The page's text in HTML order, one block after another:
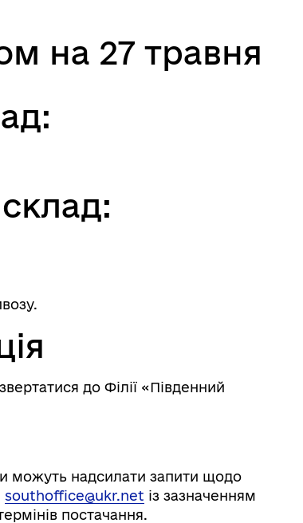
на 27 травня
до Філії «Південний
можуть надсилати запити щодо
southoffice@ukr.net із зазначенням
постачання.